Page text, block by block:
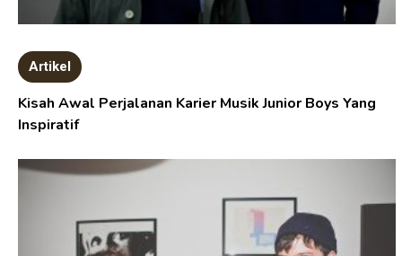
Artikel
Kisah Awal Perjalanan Karier Musik Junior Boys Yang
Inspiratif